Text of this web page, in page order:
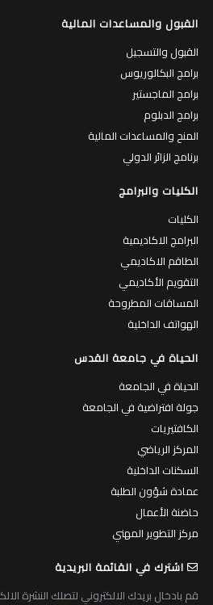
القبول والمساعدات المالية
القبول والتسجيل
برامج البكالوريوس
برامج الماجستير
برامج الدبلوم
المنح والمساعدات المالية
برنامج الزائر الدولي
الكليات والبرامج
الكليات
البرامج الاكاديمية
الطاقم الاكاديمي
التقويم الأكاديمي
المساقات المطروحة
الهواتف الداخلية
الحياة في جامعة القدس
الحياة في الجامعة
جولة افتراضية في الجامعة
الكافتيريات
المركز الرياضي
السكنات الداخلية
عمادة شؤون الطلبة
حاضنة الأعمال
مركز التطوير المهني
اشترك في القائمة البريدية
قم بادخال بريدك الالكتروني لتصلك النشرة